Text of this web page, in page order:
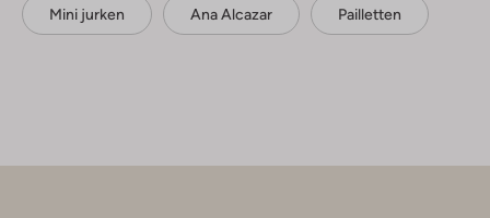
Mini jurken Ana Alcazar Pailletten